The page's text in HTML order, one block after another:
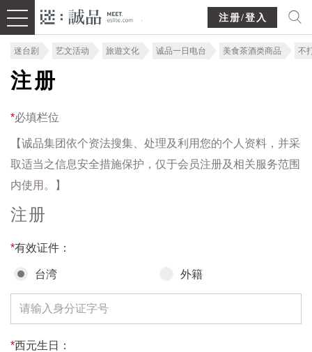
注册/登入
迷台剧 艺文活动 旅遊文化 诚品一日电台 美食茶酒类商品 不
注册
*必填栏位
【诚品集团依个资法搜集、处理及利用您的个人资料，并采
取适当之信息安全措施保护，仅于会员注册及相关服务范围
内使用。】
注册
*有效证件：
台湾 外籍
*西元生日：